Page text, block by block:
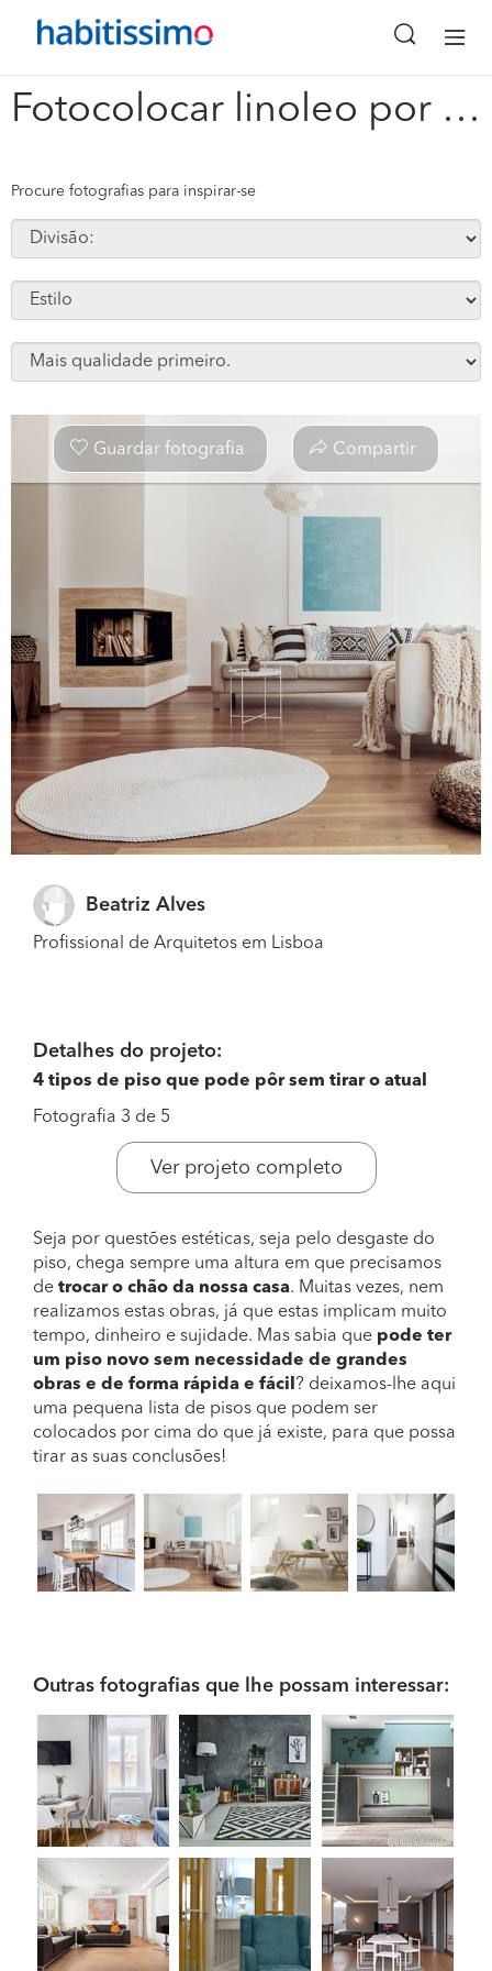
Fotocolocar linoleo por cima do piso velho #113906
x
Procure fotografias para inspirar-se
Guardar fotografia Compartir
Beatriz Alves
Profissional de Arquitetos em Lisboa
Detalhes do projeto:
4 tipos de piso que pode pôr sem tirar o atual
Fotografia 3 de 5
Ver projeto completo
Seja por questões estéticas, seja pelo desgaste do
piso, chega sempre uma altura em que precisamos
de trocar o chão da nossa casa. Muitas vezes, nem
realizamos estas obras, já que estas implicam muito
tempo, dinheiro e sujidade. Mas sabia que pode ter
um piso novo sem necessidade de grandes
obras e de forma rápida e fácil ? deixamos-lhe aqui
uma pequena lista de pisos que podem ser
colocados por cima do que já existe, para que possa
tirar as suas conclusões!
Outras fotografias que lhe possam interessar: